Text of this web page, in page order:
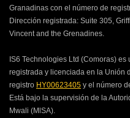
Granadinas con el número de
Dirección registrada: Suite 305,
Vincent and the Grenadines.
IS6 Technologies Ltd (Comoras)
registrada y licenciada en la Unión
registro HY00623405 y el número
Está bajo la supervisión de la
Mwali (MlSA).